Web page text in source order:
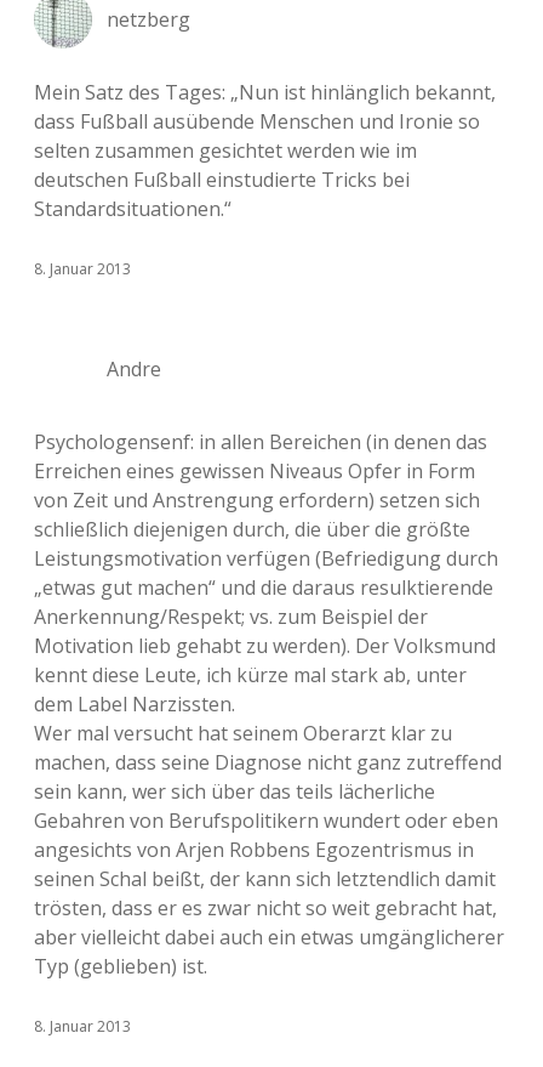
netzberg
Mein Satz des Tages: „Nun ist hinlänglich bekannt,
dass Fußball ausübende Menschen und Ironie so
selten zusammen gesichtet werden wie im
deutschen Fußball einstudierte Tricks bei
Standardsituationen.“
8. Januar 2013
Andre
Psychologensenf: in allen Bereichen (in denen das
Erreichen eines gewissen Niveaus Opfer in Form
von Zeit und Anstrengung erfordern) setzen sich
schließlich diejenigen durch, die über die größte
Leistungsmotivation verfügen (Befriedigung durch
„etwas gut machen“ und die daraus resulktierende
Anerkennung/Respekt; vs. zum Beispiel der
Motivation lieb gehabt zu werden). Der Volksmund
kennt diese Leute, ich kürze mal stark ab, unter
dem Label Narzissten.
Wer mal versucht hat seinem Oberarzt klar zu
machen, dass seine Diagnose nicht ganz zutreffend
sein kann, wer sich über das teils lächerliche
Gebahren von Berufspolitikern wundert oder eben
angesichts von Arjen Robbens Egozentrismus in
seinen Schal beißt, der kann sich letztendlich damit
trösten, dass er es zwar nicht so weit gebracht hat,
aber vielleicht dabei auch ein etwas umgänglicherer
Typ (geblieben) ist.
8. Januar 2013